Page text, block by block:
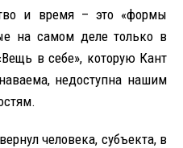
и время – это «формы
на самом деле только в
в себе», которую Кант
недоступна нашим
человека, субъекта, в